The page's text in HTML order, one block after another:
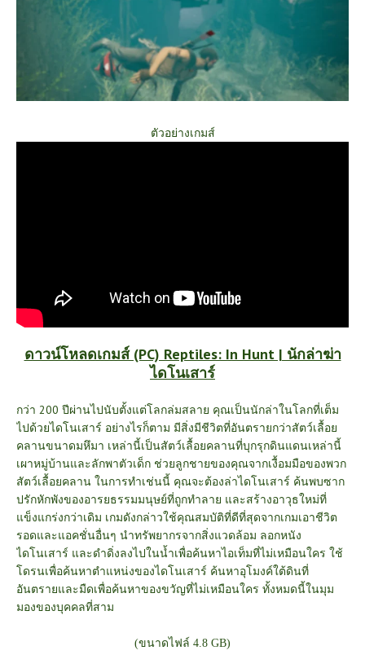
ตัวอย่างเกมส์
ดาวน์โหลดเกมส์ (PC) Reptiles: In Hunt | นักล่าฆ่า
ไดโนเสาร์
กว่า 200 ปีผ่านไปนับตั้งแต่โลกล่มสลาย คุณเป็นนักล่าในโลกที่เต็ม
ไปด้วยไดโนเสาร์ อย่างไรก็ตาม มีสิ่งมีชีวิตที่อันตรายกว่าสัตว์เลื้อย
คลานขนาดมหึมา เหล่านี้เป็นสัตว์เลื้อยคลานที่บุกรุกดินแดนเหล่านี้
เผาหมู่บ้านและลักพาตัวเด็ก ช่วยลูกชายของคุณจากเงื้อมมือของพวก
สัตว์เลื้อยคลาน ในการทำเช่นนี้ คุณจะต้องล่าไดโนเสาร์ ค้นพบซาก
ปรักหักพังของอารยธรรมมนุษย์ที่ถูกทำลาย และสร้างอาวุธใหม่ที่
แข็งแกร่งกว่าเดิม เกมดังกล่าวใช้คุณสมบัติที่ดีที่สุดจากเกมเอาชีวิต
รอดและแอคชั่นอื่นๆ นำทรัพยากรจากสิ่งแวดล้อม ลอกหนัง
ไดโนเสาร์ และดำดิ่งลงไปในน้ำเพื่อค้นหาไอเท็มที่ไม่เหมือนใคร ใช้
โดรนเพื่อค้นหาตำแหน่งของไดโนเสาร์ ค้นหาอุโมงค์ใต้ดินที่
อันตรายและมืดเพื่อค้นหาของขวัญที่ไม่เหมือนใคร ทั้งหมดนี้ในมุม
มองของบุคคลที่สาม
(ขนาดไฟล์ 4.8 GB)